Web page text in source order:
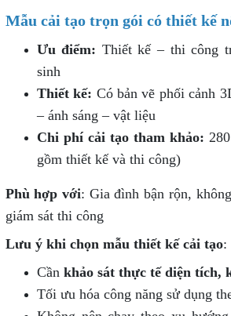
Mẫu cải tạo trọn gói có thiết kế
Ưu điểm: Thiết kế – thi công
sinh
Thiết kế: Có bản vẽ phối cảnh
– ánh sáng – vật liệu
Chi phí cải tạo tham khảo:
gồm thiết kế và thi công)
Phù hợp với: Gia đình bận rộn,
giám sát thi công
Lưu ý khi chọn mẫu thiết kế cải tạo:
Cần khảo sát thực tế diện tích,
Tối ưu hóa công năng sử dụng